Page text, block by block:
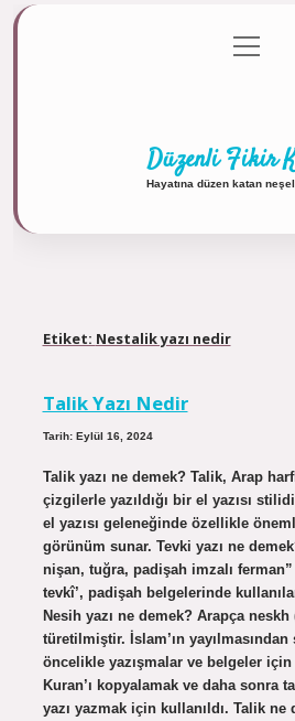
Gizlilik Politikası
menüyü
aç
Düzenli Fikir
Hayatına düzen katan
Etiket: Nestalik yazı nedir
Talik Yazı Nedir
Tarih: Eylül 16, 2024
Talik yazı ne demek? Talik, Arap
çizgilerle yazıldığı bir el yazısı
el yazısı geleneğinde özellikle
görünüm sunar. Tevki yazı ne
nişan, tuğra, padişah imzalı
tevkî’, padişah belgelerinde
Nesih yazı ne demek? Arapça neskh
türetilmiştir. İslam’ın
öncelikle yazışmalar ve belgeler için
Kuran’ı kopyalamak ve daha sonra
yazı yazmak için kullanıldı. Talik